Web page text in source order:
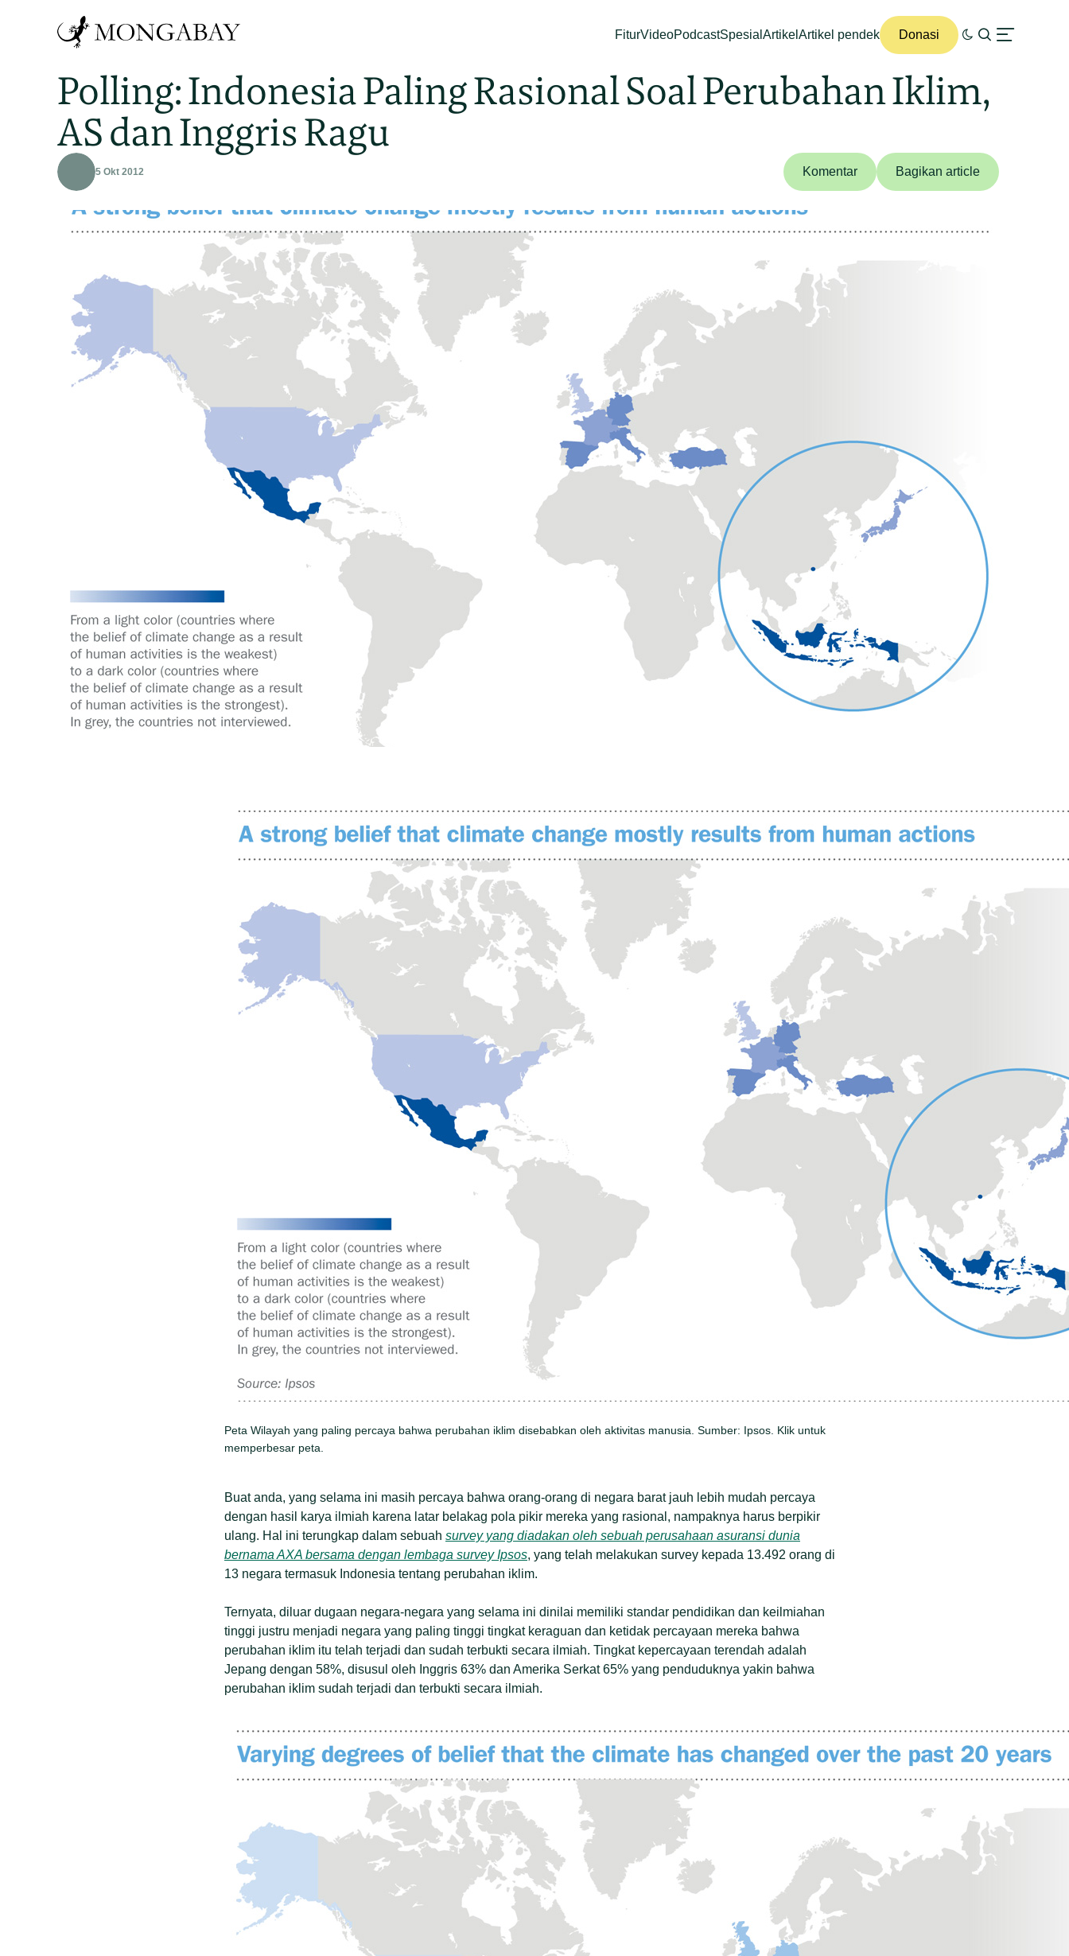
FiturVideoPodcastSpesial Artikel Artikel pendek Donasi
Polling: Indonesia Paling Rasional Soal Perubahan Iklim,
AS dan Inggris Ragu
5 Okt 2012 Komentar Bagikan article
Peta Wilayah yang paling percaya bahwa perubahan iklim disebabkan oleh aktivitas manusia. Sumber: Ipsos. Klik untuk
memperbesar peta.
Buat anda, yang selama ini masih percaya bahwa orang-orang di negara barat jauh lebih mudah percaya
dengan hasil karya ilmiah karena latar belakag pola pikir mereka yang rasional, nampaknya harus berpikir
ulang. Hal ini terungkap dalam sebuah survey yang diadakan oleh sebuah perusahaan asuransi dunia
bernama AXA bersama dengan lembaga survey Ipsos, yang telah melakukan survey kepada 13.492 orang di
13 negara termasuk Indonesia tentang perubahan iklim.
Ternyata, diluar dugaan negara-negara yang selama ini dinilai memiliki standar pendidikan dan keilmiahan
tinggi justru menjadi negara yang paling tinggi tingkat keraguan dan ketidak percayaan mereka bahwa
perubahan iklim itu telah terjadi dan sudah terbukti secara ilmiah. Tingkat kepercayaan terendah adalah
Jepang dengan 58%, disusul oleh Inggris 63% dan Amerika Serkat 65% yang penduduknya yakin bahwa
perubahan iklim sudah terjadi dan terbukti secara ilmiah.